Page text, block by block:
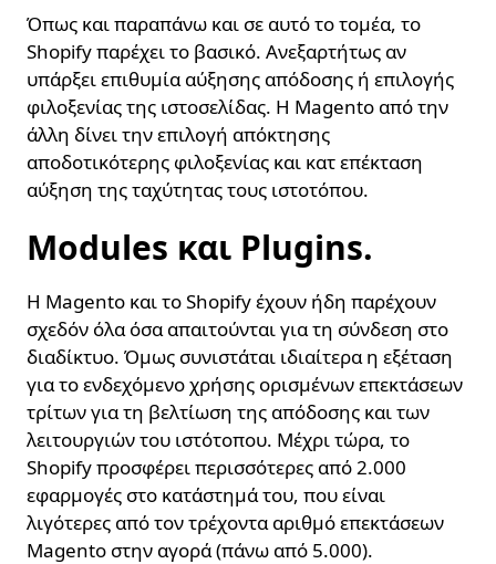
Όπως και παραπάνω και σε αυτό το τομέα, το
Shopify παρέχει το βασικό. Ανεξαρτήτως αν
υπάρξει επιθυμία αύξησης απόδοσης ή επιλογής
φιλοξενίας της ιστοσελίδας. Η Magento από την
άλλη δίνει την επιλογή απόκτησης
αποδοτικότερης φιλοξενίας και κατ επέκταση
αύξηση της ταχύτητας τους ιστοτόπου.
Modules και Plugins.
Η Magento και το Shopify έχουν ήδη παρέχουν
σχεδόν όλα όσα απαιτούνται για τη σύνδεση στο
διαδίκτυο. Όμως συνιστάται ιδιαίτερα η εξέταση
για το ενδεχόμενο χρήσης ορισμένων επεκτάσεων
τρίτων για τη βελτίωση της απόδοσης και των
λειτουργιών του ιστότοπου. Μέχρι τώρα, το
Shopify προσφέρει περισσότερες από 2.000
εφαρμογές στο κατάστημά του, που είναι
λιγότερες από τον τρέχοντα αριθμό επεκτάσεων
Magento στην αγορά (πάνω από 5.000).